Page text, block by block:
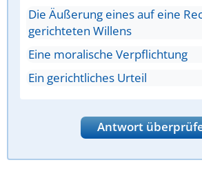
Die Äußerung eines auf eine
gerichteten Willens
Eine moralische Verpflichtung
Ein gerichtliches Urteil
Antwort